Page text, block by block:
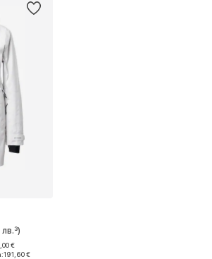
€
191,60 €